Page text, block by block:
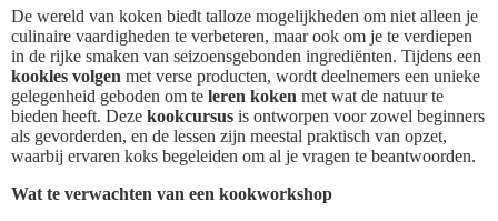
De wereld van koken biedt talloze mogelijkheden om niet alleen je
culinaire vaardigheden te verbeteren, maar ook om je te verdiepen
in de rijke smaken van seizoensgebonden ingrediënten. Tijdens een
kookles volgen met verse producten, wordt deelnemers een unieke
gelegenheid geboden om te leren koken met wat de natuur te
bieden heeft. Deze kookcursus is ontworpen voor zowel beginners
als gevorderden, en de lessen zijn meestal praktisch van opzet,
waarbij ervaren koks begeleiden om al je vragen te beantwoorden.
Wat te verwachten van een kookworkshop